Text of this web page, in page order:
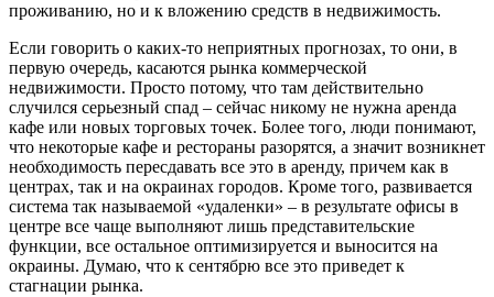
проживанию, но и к вложению средств в недвижимость.
Если говорить о каких-то неприятных прогнозах, то они, в
первую очередь, касаются рынка коммерческой
недвижимости. Просто потому, что там действительно
случился серьезный спад – сейчас никому не нужна аренда
кафе или новых торговых точек. Более того, люди понимают,
что некоторые кафе и рестораны разорятся, а значит возникнет
необходимость пересдавать все это в аренду, причем как в
центрах, так и на окраинах городов. Кроме того, развивается
система так называемой «удаленки» – в результате офисы в
центре все чаще выполняют лишь представительские
функции, все остальное оптимизируется и выносится на
окраины. Думаю, что к сентябрю все это приведет к
стагнации рынка.